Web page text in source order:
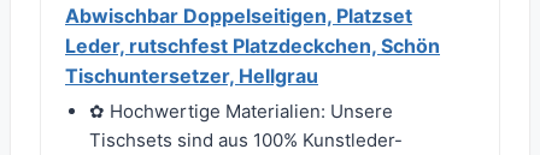
Abwischbar Doppelseitigen, Platzset
Leder, rutschfest Platzdeckchen, Schön
Tischuntersetzer, Hellgrau
✿ Hochwertige Materialien: Unsere
Tischsets sind aus 100% Kunstleder-